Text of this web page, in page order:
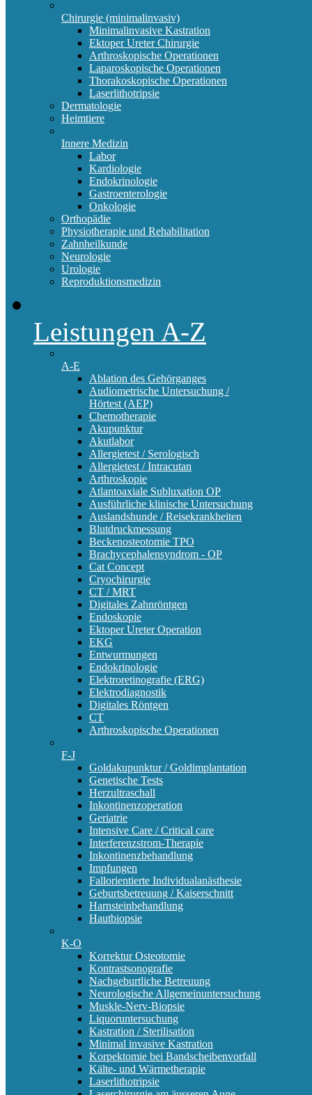
Chirurgie (minimalinvasiv)
Minimalinvasive Kastration
Ektoper Ureter Chirurgie
Arthroskopische Operationen
Laparoskopische Operationen
Thorakoskopische Operationen
Laserlithotripsie
Dermatologie
Heimtiere
Innere Medizin
Labor
Kardiologie
Endokrinologie
Gastroenterologie
Onkologie
Orthopädie
Physiotherapie und Rehabilitation
Zahnheilkunde
Neurologie
Urologie
Reproduktionsmedizin
Leistungen A-Z
A-E
Ablation des Gehörganges
Audiometrische Untersuchung /
Hörtest (AEP)
Chemotherapie
Akupunktur
Akutlabor
Allergietest / Serologisch
Allergietest / Intracutan
Arthroskopie
Atlantoaxiale Subluxation OP
Ausführliche klinische Untersuchung
Auslandshunde / Reisekrankheiten
Blutdruckmessung
Beckenosteotomie TPO
Brachycephalensyndrom - OP
Cat Concept
Cryochirurgie
CT / MRT
Digitales Zahnröntgen
Endoskopie
Ektoper Ureter Operation
EKG
Entwurmungen
Endokrinologie
Elektroretinografie (ERG)
Elektrodiagnostik
Digitales Röntgen
CT
Arthroskopische Operationen
F-J
Goldakupunktur / Goldimplantation
Genetische Tests
Herzultraschall
Inkontinenzoperation
Geriatrie
Intensive Care / Critical care
Interferenzstrom-Therapie
Inkontinenzbehandlung
Impfungen
Fallorientierte Individualanästhesie
Geburtsbetreuung / Kaiserschnitt
Harnsteinbehandlung
Hautbiopsie
K-O
Korrektur Osteotomie
Kontrastsonografie
Nachgeburtliche Betreuung
Neurologische Allgemeinuntersuchung
Muskle-Nerv-Biopsie
Liquoruntersuchung
Kastration / Sterilisation
Minimal invasive Kastration
Korpektomie bei Bandscheibenvorfall
Kälte- und Wärmetherapie
Laserlithotripsie